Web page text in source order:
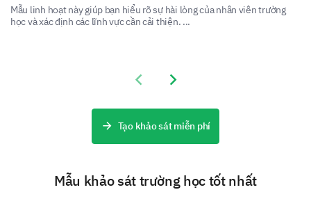
What is your preferred type of meal? (Specific
Please enter your comment here:
Mẫu linh hoạt này giúp bạn hiểu rõ sự hài lòng của nhân viên trường
học và xác định các lĩnh vực cần cải thiện. ...
Previous slide
Next slide
Tạo khảo sát miễn phí
Mẫu khảo sát trường học tốt nhất